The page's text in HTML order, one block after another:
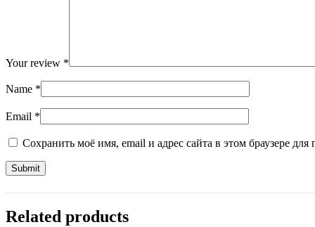
Your review *
Name *
Email *
Сохранить моё имя, email и адрес сайта в этом браузере
Related products